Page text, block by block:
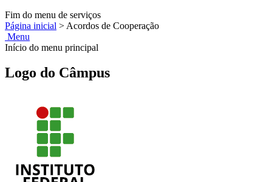
Fim do menu de serviços
Página inicial > Acordos de Cooperação
Menu
Início do menu principal
Logo do Câmpus